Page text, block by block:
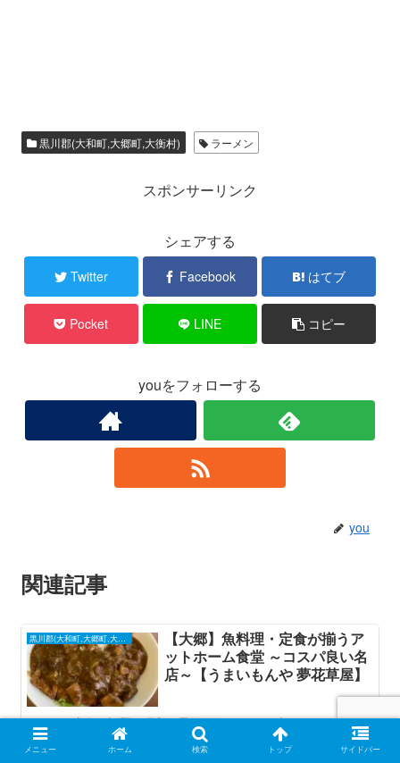
黒川郡(大和町,大郷町,大衡村) ラーメン
スポンサーリンク
シェアする
Twitter Facebook はてブ
Pocket LINE コピー
youをフォローする
you
関連記事
黒川郡(大和町,大郷町,大衡村)
【大郷】魚料理・定食が揃うア
ットホーム食堂 ～コスパ良い名
店～【うまいもんや 夢花草屋】
ホルモン定食が話題、昭和の雰囲気漂うドライブインうまいもん
や。迷ったら丼の中からカツ丼を選ぶと良い。定食は野菜炒めや
生姜焼きなどで白米も進む。量にも満足。麺メニューはあんかけ
メニュー ホーム 検索 トップ サイドバー